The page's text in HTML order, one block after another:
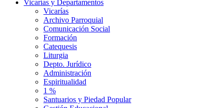
Vicarías y Departamentos
Vicarías
Archivo Parroquial
Comunicación Social
Formación
Catequesis
Liturgia
Depto. Jurídico
Administración
Espiritualidad
1 %
Santuarios y Piedad Popular